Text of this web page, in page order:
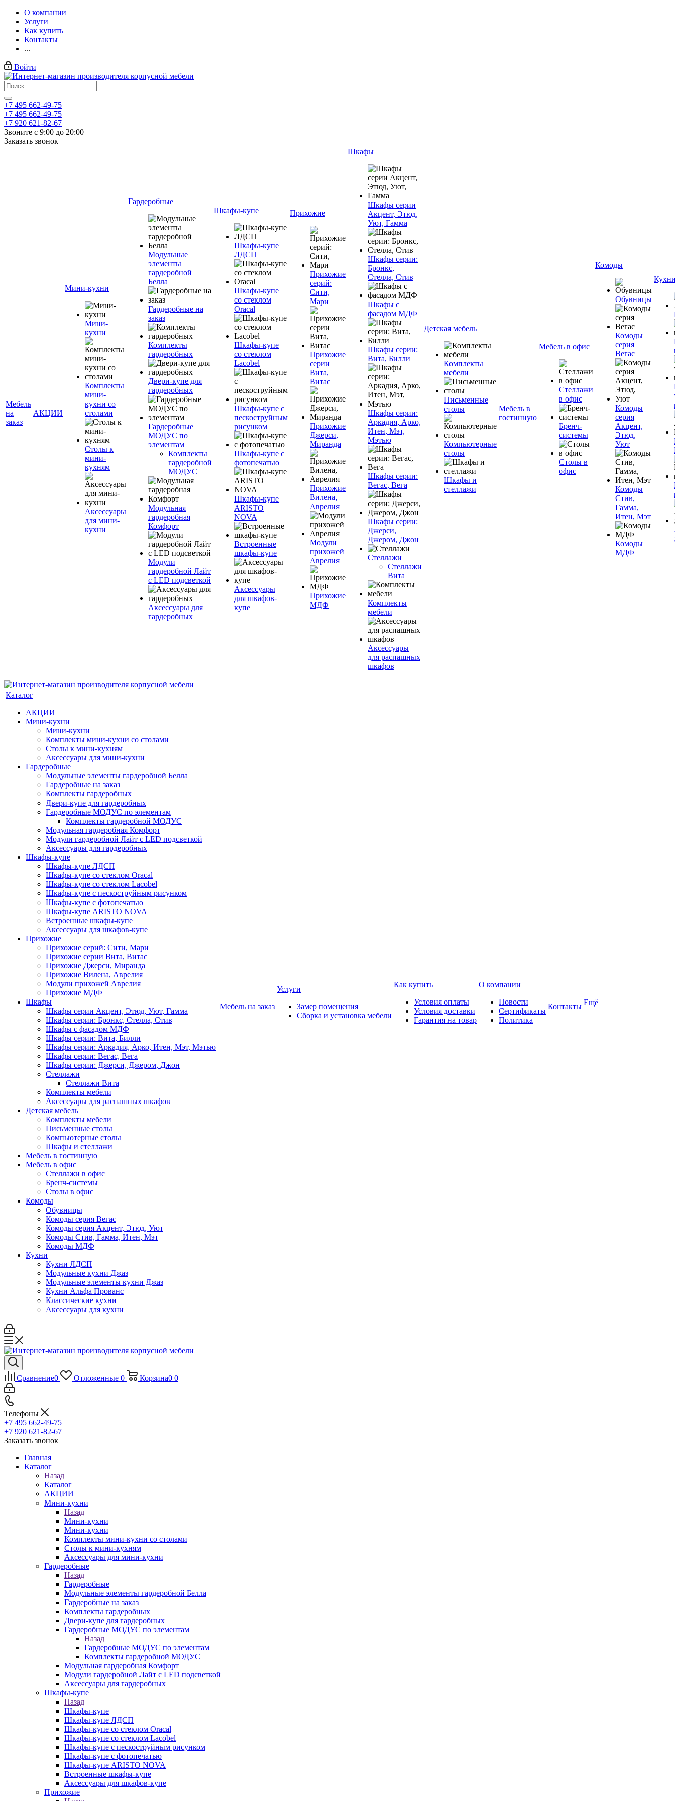
О компании
Услуги
Как купить
Контакты
...
Войти
+7 495 662-49-75
+7 495 662-49-75
+7 920 621-82-67
Звоните с 9:00 до 20:00
Заказать звонок
Мебель
на
заказ
АКЦИИ
Мини-кухни
Мини-
кухни
Комплекты
мини-
кухни со
столами
Столы к
мини-
кухням
Аксессуары
для мини-
кухни
Гардеробные
Модульные
элементы
гардеробной
Белла
Гардеробные на
заказ
Комплекты
гардеробных
Двери-купе для
гардеробных
Гардеробные
МОДУС по
элементам
Комплекты
гардеробной
МОДУС
Модульная
гардеробная
Комфорт
Модули
гардеробной Лайт
с LED подсветкой
Аксессуары для
гардеробных
Шкафы-купе
Шкафы-купе
ЛДСП
Шкафы-купе
со стеклом
Oracal
Шкафы-купе
со стеклом
Lacobel
Шкафы-купе с
пескоструйным
рисунком
Шкафы-купе с
фотопечатью
Шкафы-купе
ARISTO
NOVA
Встроенные
шкафы-купе
Аксессуары
для шкафов-
купе
Прихожие
Прихожие
серий:
Сити,
Мари
Прихожие
серии
Вита,
Витас
Прихожие
Джерси,
Миранда
Прихожие
Вилена,
Аврелия
Модули
прихожей
Аврелия
Прихожие
МДФ
Шкафы
Шкафы серии
Акцент, Этюд,
Уют, Гамма
Шкафы серии:
Бронкс,
Стелла, Стив
Шкафы с
фасадом МДФ
Шкафы серии:
Вита, Билли
Шкафы серии:
Аркадия, Арко,
Итен, Мэт,
Мэтью
Шкафы серии:
Вегас, Вега
Шкафы серии:
Джерси,
Джером, Джон
Стеллажи
Стеллажи
Вита
Комплекты
мебели
Аксессуары
для распашных
шкафов
Детская мебель
Комплекты
мебели
Письменные
столы
Компьютерные
столы
Шкафы и
стеллажи
Мебель в
гостинную
Мебель в офис
Стеллажи
в офис
Бренч-
системы
Столы в
офис
Комоды
Обувницы
Комоды
серия
Вегас
Комоды
серия
Акцент,
Этюд,
Уют
Комоды
Стив,
Гамма,
Итен, Мэт
Комоды
МДФ
Каталог
АКЦИИ
Мини-кухни
Мини-кухни
Комплекты мини-кухни со столами
Столы к мини-кухням
Аксессуары для мини-кухни
Гардеробные
Модульные элементы гардеробной Белла
Гардеробные на заказ
Комплекты гардеробных
Двери-купе для гардеробных
Гардеробные МОДУС по элементам
Комплекты гардеробной МОДУС
Модульная гардеробная Комфорт
Модули гардеробной Лайт с LED подсветкой
Аксессуары для гардеробных
Шкафы-купе
Шкафы-купе ЛДСП
Шкафы-купе со стеклом Oracal
Шкафы-купе со стеклом Lacobel
Шкафы-купе с пескоструйным рисунком
Шкафы-купе с фотопечатью
Шкафы-купе ARISTO NOVA
Встроенные шкафы-купе
Аксессуары для шкафов-купе
Прихожие
Прихожие серий: Сити, Мари
Прихожие серии Вита, Витас
Прихожие Джерси, Миранда
Прихожие Вилена, Аврелия
Модули прихожей Аврелия
Прихожие МДФ
Шкафы
Шкафы серии Акцент, Этюд, Уют, Гамма
Шкафы серии: Бронкс, Стелла, Стив
Шкафы с фасадом МДФ
Шкафы серии: Вита, Билли
Шкафы серии: Аркадия, Арко, Итен, Мэт, Мэтью
Шкафы серии: Вегас, Вега
Шкафы серии: Джерси, Джером, Джон
Стеллажи
Стеллажи Вита
Комплекты мебели
Аксессуары для распашных шкафов
Детская мебель
Комплекты мебели
Письменные столы
Компьютерные столы
Шкафы и стеллажи
Мебель в гостинную
Мебель в офис
Стеллажи в офис
Бренч-системы
Столы в офис
Комоды
Обувницы
Комоды серия Вегас
Комоды серия Акцент, Этюд, Уют
Комоды Стив, Гамма, Итен, Мэт
Комоды МДФ
Кухни
Кухни ЛДСП
Модульные кухни Джаз
Модульные элементы кухни Джаз
Кухни Альфа Прованс
Классические кухни
Аксессуары для кухни
Мебель на заказ
Услуги
Замер помещения
Сборка и установка мебели
Как купить
Условия оплаты
Условия доставки
Гарантия на товар
О компании
Новости
Сертификаты
Политика
Контакты Ещё
Сравнение0 Отложенные 0 Корзина0 0
Телефоны
+7 495 662-49-75
+7 920 621-82-67
Заказать звонок
Главная
Каталог
Назад
Каталог
АКЦИИ
Мини-кухни
Назад
Мини-кухни
Мини-кухни
Комплекты мини-кухни со столами
Столы к мини-кухням
Аксессуары для мини-кухни
Гардеробные
Назад
Гардеробные
Модульные элементы гардеробной Белла
Гардеробные на заказ
Комплекты гардеробных
Двери-купе для гардеробных
Гардеробные МОДУС по элементам
Назад
Гардеробные МОДУС по элементам
Комплекты гардеробной МОДУС
Модульная гардеробная Комфорт
Модули гардеробной Лайт с LED подсветкой
Аксессуары для гардеробных
Шкафы-купе
Назад
Шкафы-купе
Шкафы-купе ЛДСП
Шкафы-купе со стеклом Oracal
Шкафы-купе со стеклом Lacobel
Шкафы-купе с пескоструйным рисунком
Шкафы-купе с фотопечатью
Шкафы-купе ARISTO NOVA
Встроенные шкафы-купе
Аксессуары для шкафов-купе
Прихожие